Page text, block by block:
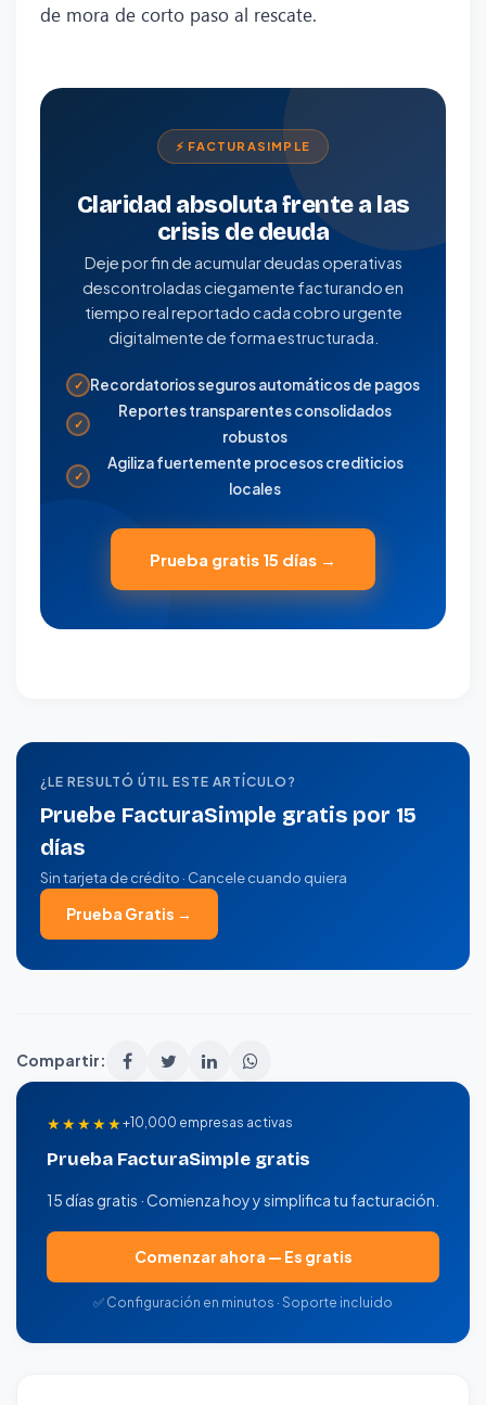
de mora de corto paso al rescate.
⚡ FACTURASIMPLE
Claridad absoluta frente a las
crisis de deuda
Deje por fin de acumular deudas operativas
descontroladas ciegamente facturando en
tiempo real reportado cada cobro urgente
digitalmente de forma estructurada.
✓ Recordatorios seguros automáticos de pagos
✓
Reportes transparentes consolidados
robustos
✓
Agiliza fuertemente procesos crediticios
locales
Prueba gratis 15 días →
¿LE RESULTÓ ÚTIL ESTE ARTÍCULO?
Pruebe FacturaSimple gratis por 15
días
Sin tarjeta de crédito · Cancele cuando quiera
Prueba Gratis →
Compartir:
★★★★★+10,000 empresas activas
Prueba FacturaSimple gratis
15 días gratis · Comienza hoy y simplifica tu facturación.
Comenzar ahora — Es gratis
✅ Configuración en minutos · Soporte incluido